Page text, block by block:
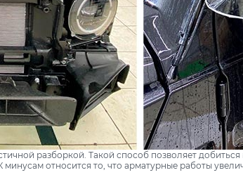
разборкой. Такой способ позволяет
относится то, что арматурные работы